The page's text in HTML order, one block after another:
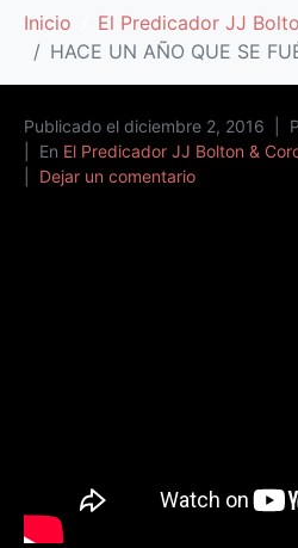
Inicio
El Predicador JJ
HACE UN AÑO QUE SE
Publicado el diciembre 2, 2016
En El Predicador JJ Bolton &
Dejar un comentario